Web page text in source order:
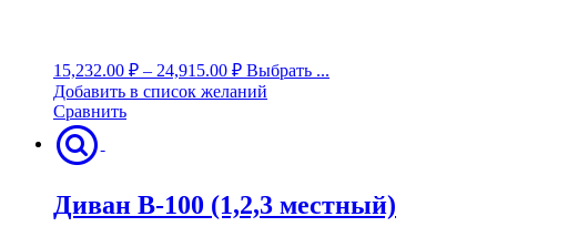
15,232.00 ₽ – 24,915.00 ₽ Выбрать ...
Добавить в список желаний
Сравнить
Диван В-100 (1,2,3 местный)